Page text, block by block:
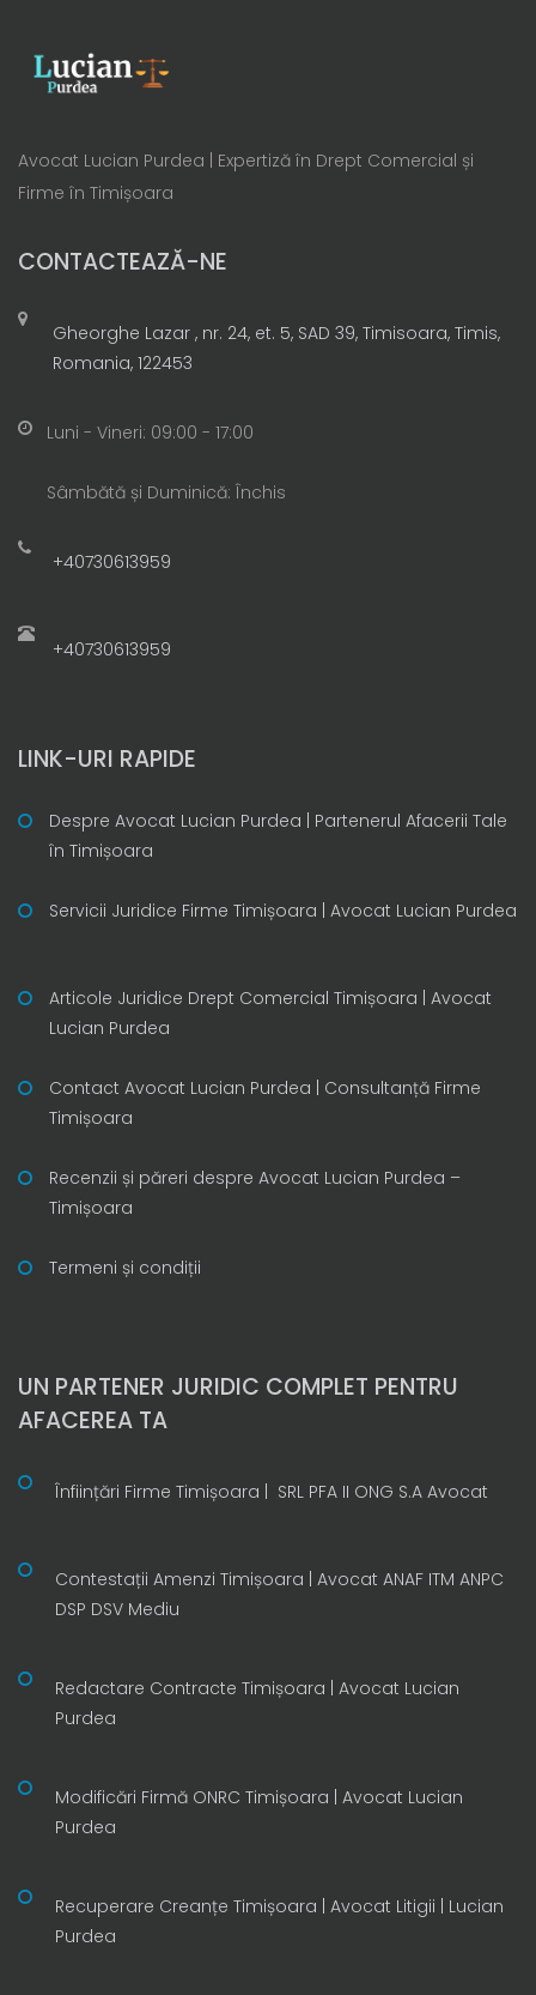
Avocat Lucian Purdea | Expertiză în Drept Comercial și
Firme în Timișoara
CONTACTEAZĂ-NE
Gheorghe Lazar , nr. 24, et. 5, SAD 39, Timisoara, Timis,
Romania, 122453
Luni - Vineri: 09:00 - 17:00
Sâmbătă și Duminică: Închis
+40730613959
+40730613959
LINK-URI RAPIDE
Despre Avocat Lucian Purdea | Partenerul Afacerii Tale
în Timișoara
Servicii Juridice Firme Timișoara | Avocat Lucian Purdea
Articole Juridice Drept Comercial Timișoara | Avocat
Lucian Purdea
Contact Avocat Lucian Purdea | Consultanță Firme
Timișoara
Recenzii și păreri despre Avocat Lucian Purdea –
Timișoara
Termeni și condiții
UN PARTENER JURIDIC COMPLET PENTRU
AFACEREA TA
Înființări Firme Timișoara | SRL PFA II ONG S.A Avocat
Contestații Amenzi Timișoara | Avocat ANAF ITM ANPC
DSP DSV Mediu
Redactare Contracte Timișoara | Avocat Lucian
Purdea
Modificări Firmă ONRC Timișoara | Avocat Lucian
Purdea
Recuperare Creanțe Timișoara | Avocat Litigii | Lucian
Purdea